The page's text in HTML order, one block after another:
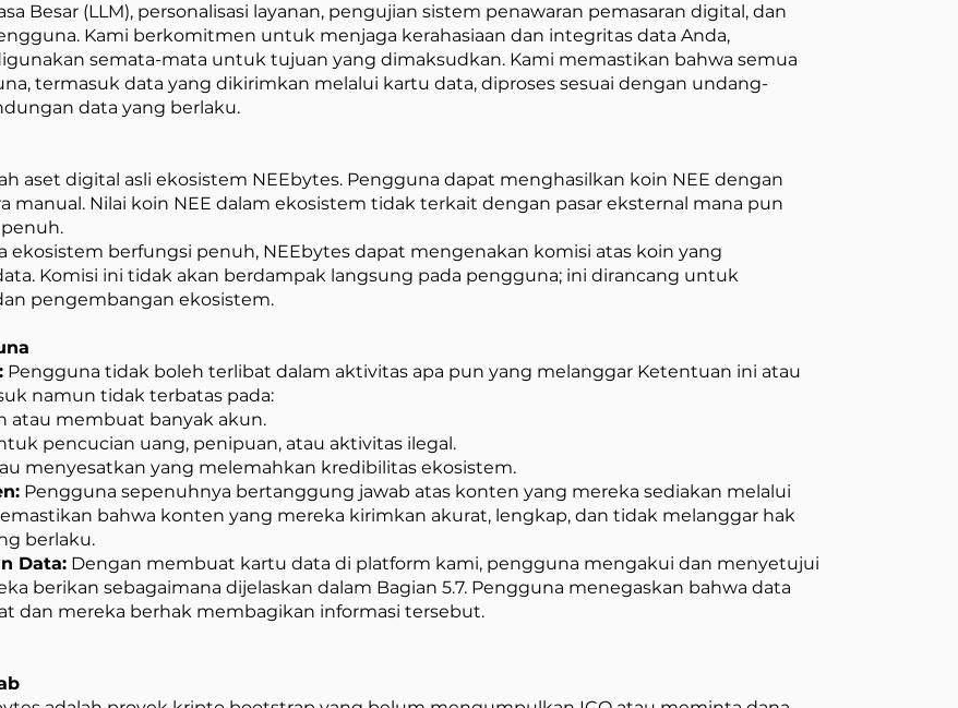
Besar (LLM), personalisasi layanan, pengujian sistem penawaran pemasaran digital, dan
Kami berkomitmen untuk menjaga kerahasiaan dan integritas data Anda,
semata-mata untuk tujuan yang dimaksudkan. Kami memastikan bahwa semua
termasuk data yang dikirimkan melalui kartu data, diproses sesuai dengan undang-
data yang berlaku.
aset digital asli ekosistem NEEbytes. Pengguna dapat menghasilkan koin NEE dengan
manual. Nilai koin NEE dalam ekosistem tidak terkait dengan pasar eksternal mana pun
ekosistem berfungsi penuh, NEEbytes dapat mengenakan komisi atas koin yang
Komisi ini tidak akan berdampak langsung pada pengguna; ini dirancang untuk
pengembangan ekosistem.
Pengguna tidak boleh terlibat dalam aktivitas apa pun yang melanggar Ketentuan ini atau
namun tidak terbatas pada:
atau membuat banyak akun.
pencucian uang, penipuan, atau aktivitas ilegal.
menyesatkan yang melemahkan kredibilitas ekosistem.
Pengguna sepenuhnya bertanggung jawab atas konten yang mereka sediakan melalui
bahwa konten yang mereka kirimkan akurat, lengkap, dan tidak melanggar hak
berlaku.
Data: Dengan membuat kartu data di platform kami, pengguna mengakui dan menyetujui
berikan sebagaimana dijelaskan dalam Bagian 5.7. Pengguna menegaskan bahwa data
dan mereka berhak membagikan informasi tersebut.